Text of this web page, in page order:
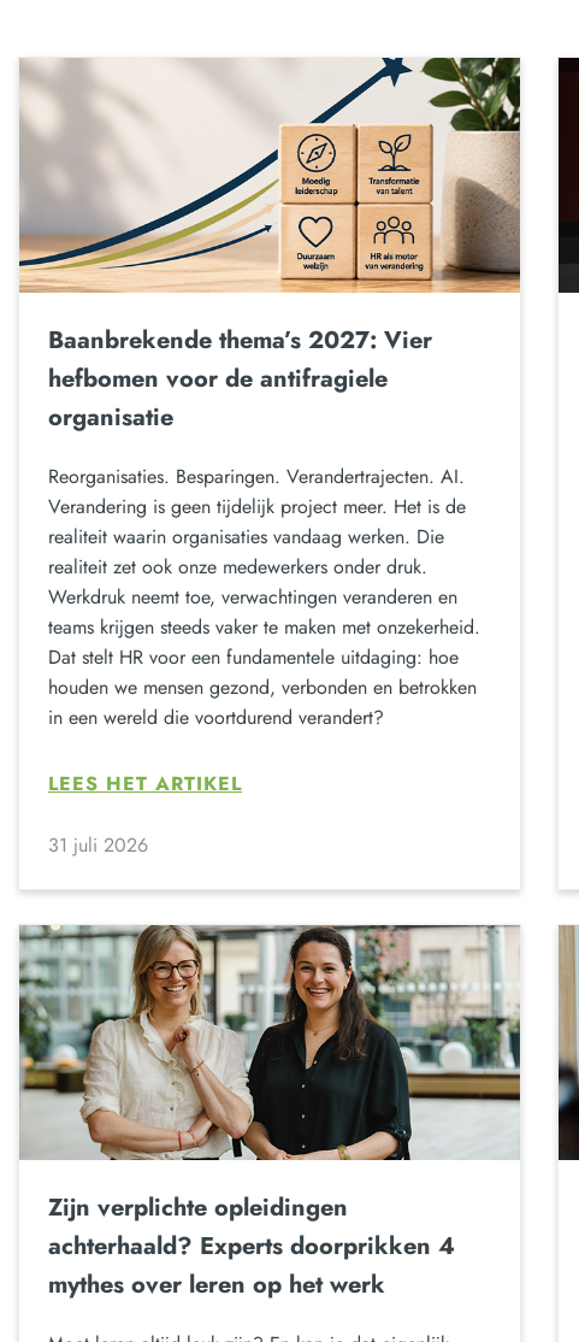
Baanbrekende thema’s 2027: Vier
hefbomen voor de antifragiele
organisatie
Reorganisaties. Besparingen. Verandertrajecten. AI.
Verandering is geen tijdelijk project meer. Het is de
realiteit waarin organisaties vandaag werken. Die
realiteit zet ook onze medewerkers onder druk.
Werkdruk neemt toe, verwachtingen veranderen en
teams krijgen steeds vaker te maken met onzekerheid.
Dat stelt HR voor een fundamentele uitdaging: hoe
houden we mensen gezond, verbonden en betrokken
in een wereld die voortdurend verandert?
LEES HET ARTIKEL
31 juli 2026
Zijn verplichte opleidingen
achterhaald? Experts doorprikken 4
mythes over leren op het werk